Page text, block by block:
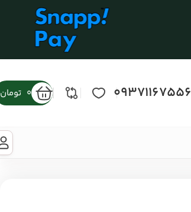
09371167556
0 تومان